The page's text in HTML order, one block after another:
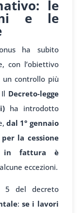
le
e le
ha subito
con l’obiettivo
un controllo più
Decreto-legge
ha introdotto
dal 1° gennaio
la cessione
in fattura è
eccezioni.
5 del decreto
: se i lavori